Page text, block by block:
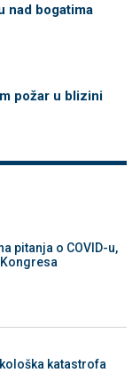
nad bogatima
požar u blizini
pitanja o COVID-u,
katastrofa